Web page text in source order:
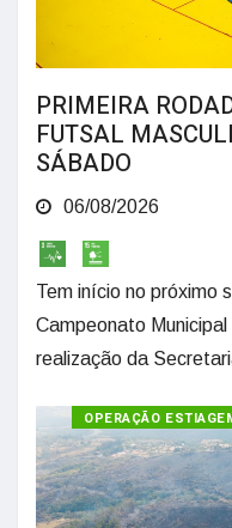
PRIMEIRA
FUTSAL
SÁBADO
06/08/2026
Tem início no próximo
Campeonato
realização da
OPERAÇÃO